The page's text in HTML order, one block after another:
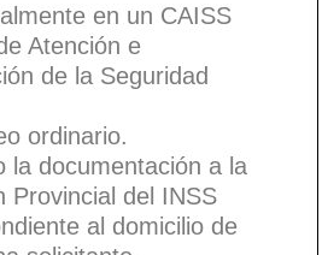
en un CAISS
Atención e
de la Seguridad
ordinario.
la documentación a la
Provincial del INSS
al domicilio de